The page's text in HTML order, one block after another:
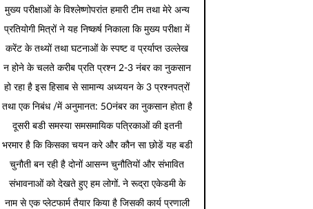
मुख्य परीक्षाओं के विश्लेष्णोपरांत हमारी टीम तथा मेरे अन्य
प्रतियोगी मित्रों ने यह निष्कर्ष निकाला कि मुख्य परीक्षा में
करेंट के तथ्यों तथा घटनाओं के स्पष्ट व प्रर्याप्त उल्लेख
न होने के चलते करीब प्रति प्रश्न 2-3 नंबर का नुकसान
हो रहा है इस हिसाब से सामान्य अध्ययन के 3 प्रश्नपत्रों
तथा एक निबंध /में अनुमानत: 50नंबर का नुकसान होता है
दूसरी बडी समस्या समसमायिक पत्रिकाओं की इतनी
भरमार है कि किसका चयन करे और कौन सा छोडें यह बडी
चुनौती बन रही है दोनों आसन्न चुनौतियों और संभावित
संभावनाओं को देखते हुए हम लोगों. ने रूद्रा एकेडमी के
नाम से एक प्लेटफार्म तैयार किया है जिसकी कार्य प्रणाली